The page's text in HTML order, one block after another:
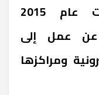
"شغلني" كمنصة تأسست عام 2015
عن عمل إلى
ومراكزها